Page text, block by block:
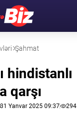
Şahmat
hindistanlı
qarşı
31 Yanvar 2025 09:37 294